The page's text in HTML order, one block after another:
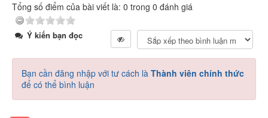
Tổng số điểm của bài viết là: 0 trong 0 đánh giá
Ý kiến bạn đọc
Bạn cần đăng nhập với tư cách là Thành viên chính thức
để có thể bình luận